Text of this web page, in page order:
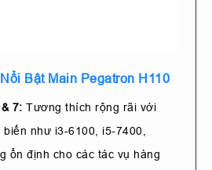
Bật Main Pegatron H110
7: Tương thích rộng rãi với
biến như i3-6100, i5-7400,
ổn định cho các tác vụ hàng